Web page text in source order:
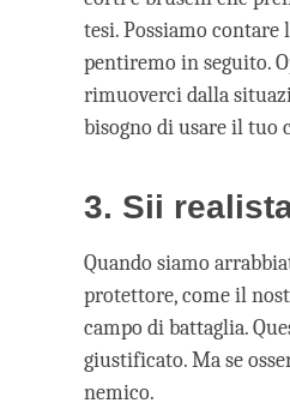
tesi. Possiamo
pentiremo in seguito.
rimuoverci dalla
bisogno di usare il tuo
3. Sii
Quando siamo
protettore, come il
campo di battaglia.
giustificato. Ma se
nemico.